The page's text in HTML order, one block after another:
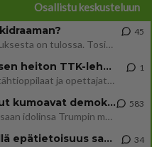
Osallistu keskusteluun
Uusi draamasarja järkyttävästä tapauksesta on tulossa. Tositapahtumiin perustuva sarja ammentaa vuoden 1986 Mikkelin pan
45
Ernest Lawson täräytti erikoisen heiton TTK-lehdistötilaisuudessa: " Onko tässä tarkoituksena...?"
Ernest Lawson esitteli uudet TTK-tähtioppilaat ja opettajat torstaina 6.8. lehdistölle. Tulevalla kaudella on yksi hausk
1
Jos SDP ei voita reilusti, persut kumoavat demokratian Suomesta
Näin tekisi ainakin Rydman seuratessaan idolinsa Trumpin mallia https://www.is.fi/politiikka/art-2000012187244.html
583
Uuden TTK-juontajan ympärillä epätietoisuus sakenee - Nyt MTV hämmentää soppaa 34